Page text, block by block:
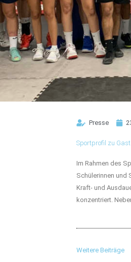
Presse
Sportprofil zu
Im Rahmen des
Schülerinnen und
Kraft- und
konzentriert.
Weitere Beiträge